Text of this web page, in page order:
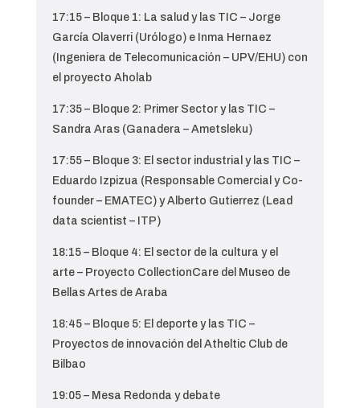
17:15 – Bloque 1: La salud y las TIC – Jorge
García Olaverri (Urólogo) e Inma Hernaez
(Ingeniera de Telecomunicación – UPV/EHU) con
el proyecto Aholab
17:35 – Bloque 2: Primer Sector y las TIC –
Sandra Aras (Ganadera – Ametsleku)
17:55 – Bloque 3: El sector industrial y las TIC –
Eduardo Izpizua (Responsable Comercial y Co-
founder – EMATEC) y Alberto Gutierrez (Lead
data scientist – ITP)
18:15 – Bloque 4: El sector de la cultura y el
arte – Proyecto CollectionCare del Museo de
Bellas Artes de Araba
18:45 – Bloque 5: El deporte y las TIC –
Proyectos de innovación del Atheltic Club de
Bilbao
19:05 – Mesa Redonda y debate